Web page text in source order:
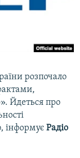
розпочало
Йдеться про
інформує Радіо